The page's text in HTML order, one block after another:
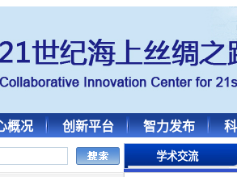
概况 创新平台 智力发布
学术交流